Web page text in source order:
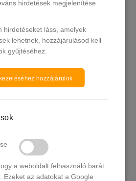
7.5
Venalisa UV/LED Gél Lakk 7.5
ml No.449
Több, mint 20 db raktáron
1.490 Ft
hirdetések megjelenítése
hirdetéseket láss, amelyek
lehetnek, hozzájárulásod kell
gyűjtéséhez.
hozzájárulok
a weboldalt felhasználó barát
Ezeket az adatokat a Google